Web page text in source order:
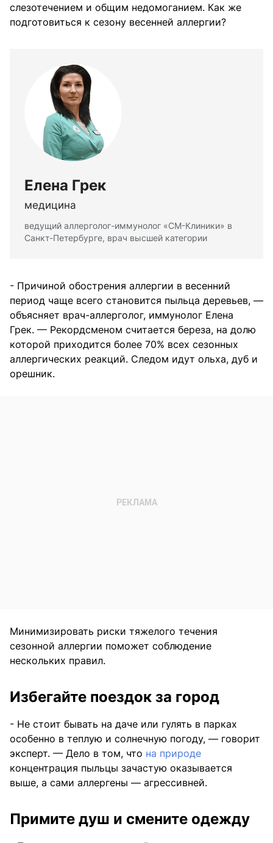
слезотечением и общим недомоганием. Как же
подготовиться к сезону весенней аллергии?
Елена Грек
медицина
ведущий аллерголог-иммунолог «СМ-Клиники» в
Санкт-Петербурге, врач высшей категории
- Причиной обострения аллергии в весенний
период чаще всего становится пыльца деревьев, —
объясняет врач-аллерголог, иммунолог Елена
Грек. — Рекордсменом считается береза, на долю
которой приходится более 70% всех сезонных
аллергических реакций. Следом идут ольха, дуб и
орешник.
Минимизировать риски тяжелого течения
сезонной аллергии поможет соблюдение
нескольких правил.
Избегайте поездок за город
- Не стоит бывать на даче или гулять в парках
особенно в теплую и солнечную погоду, — говорит
эксперт. — Дело в том, что на природе
концентрация пыльцы зачастую оказывается
выше, а сами аллергены — агрессивней.
Примите душ и смените одежду